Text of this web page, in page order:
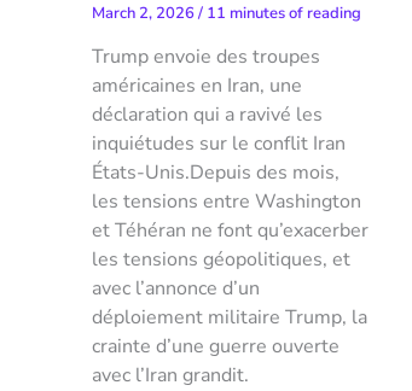
March 2, 2026/ 11 minutes of reading
Trump envoie des troupes
américaines en Iran, une
déclaration qui a ravivé les
inquiétudes sur le conflit Iran
États-Unis.Depuis des mois,
les tensions entre Washington
et Téhéran ne font qu’exacerber
les tensions géopolitiques, et
avec l’annonce d’un
déploiement militaire Trump, la
crainte d’une guerre ouverte
avec l’Iran grandit.